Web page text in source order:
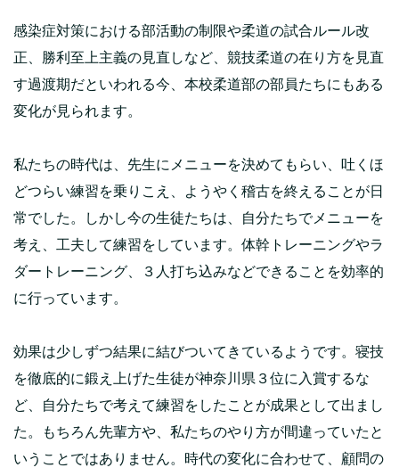
感染症対策における部活動の制限や柔道の試合ルール改
正、勝利至上主義の見直しなど、競技柔道の在り方を見直
す過渡期だといわれる今、本校柔道部の部員たちにもある
変化が見られます。
私たちの時代は、先生にメニューを決めてもらい、吐くほ
どつらい練習を乗りこえ、ようやく稽古を終えることが日
常でした。しかし今の生徒たちは、自分たちでメニューを
考え、工夫して練習をしています。体幹トレーニングやラ
ダートレーニング、３人打ち込みなどできることを効率的
に行っています。
効果は少しずつ結果に結びついてきているようです。寝技
を徹底的に鍛え上げた生徒が神奈川県３位に入賞するな
ど、自分たちで考えて練習をしたことが成果として出まし
た。もちろん先輩方や、私たちのやり方が間違っていたと
いうことではありません。時代の変化に合わせて、顧問の